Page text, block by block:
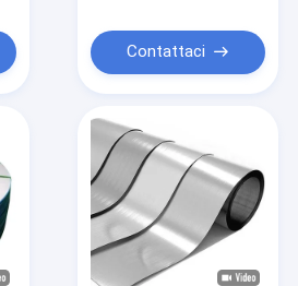
Contattaci